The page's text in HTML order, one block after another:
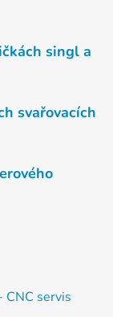
singl a
svařovacích
CNC servis